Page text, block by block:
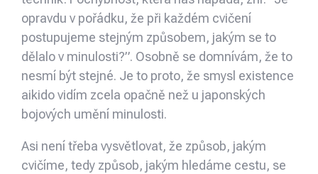
opravdu v pořádku, že při každém cvičení
postupujeme stejným způsobem, jakým se to
dělalo v minulosti?”. Osobně se domnívám, že to
nesmí být stejné. Je to proto, že smysl existence
aikido vidím zcela opačně než u japonských
bojových umění minulosti.
Asi není třeba vysvětlovat, že způsob, jakým
cvičíme, tedy způsob, jakým hledáme cestu, se